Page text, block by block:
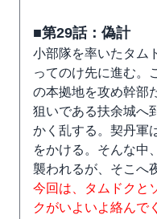
■第29話：偽計
小部隊を率いたタム
ってのけ先に進む。
の本拠地を攻め幹部
狙いである扶余城へ
かく乱する。契丹軍
をかける。そんな中
襲われるが、そこへ
今回は、タムドクと
クがいよいよ絡んで